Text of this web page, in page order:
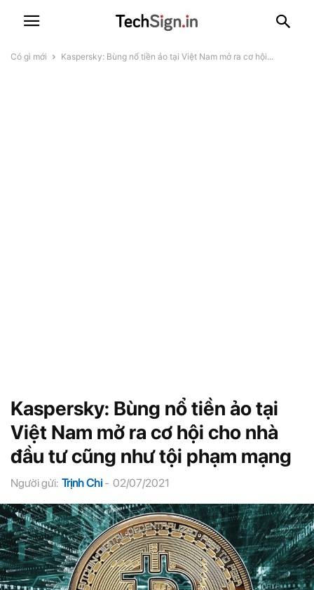
Có gì mới Kaspersky: Bùng nổ tiền ảo tại Việt Nam mở ra cơ hội...
Kaspersky: Bùng nổ tiền ảo tại
Việt Nam mở ra cơ hội cho nhà
đầu tư cũng như tội phạm mạng
Người gửi: Trịnh Chi - 02/07/2021